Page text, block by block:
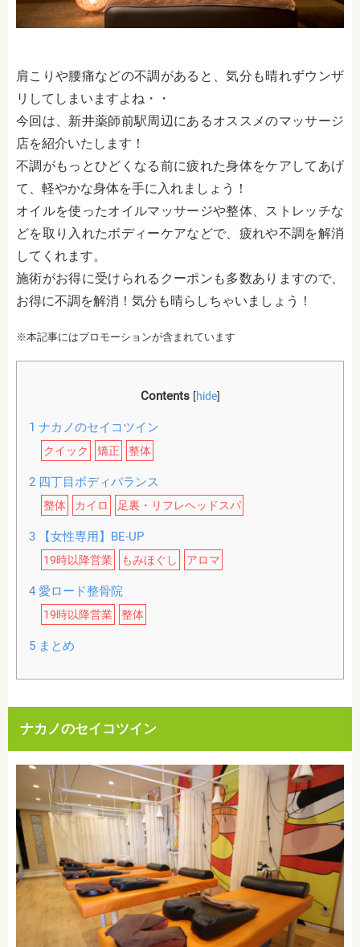
肩こりや腰痛などの不調があると、気分も晴れずウンザ
リしてしまいますよね・・
今回は、新井薬師前駅周辺にあるオススメのマッサージ
店を紹介いたします！
不調がもっとひどくなる前に疲れた身体をケアしてあげ
て、軽やかな身体を手に入れましょう！
オイルを使ったオイルマッサージや整体、ストレッチな
どを取り入れたボディーケアなどで、疲れや不調を解消
してくれます。
施術がお得に受けられるクーポンも多数ありますので、
お得に不調を解消！気分も晴らしちゃいましょう！
※本記事にはプロモーションが含まれています
Contents [hide]
1 ナカノのセイコツイン
クイック 矯正 整体
2四丁目ボディバランス
整体 カイロ 足裏・リフレヘッドスパ
3【女性専用】BE-UP
19時以降営業 もみほぐし アロマ
4愛ロード整骨院
19時以降営業 整体
5まとめ
ナカノのセイコツイン